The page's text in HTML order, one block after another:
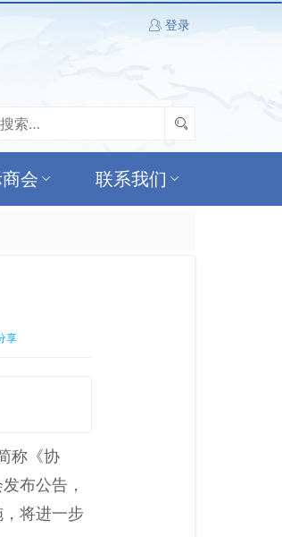
登录
会 联系我们
享
称《协
布公告，
将进一步